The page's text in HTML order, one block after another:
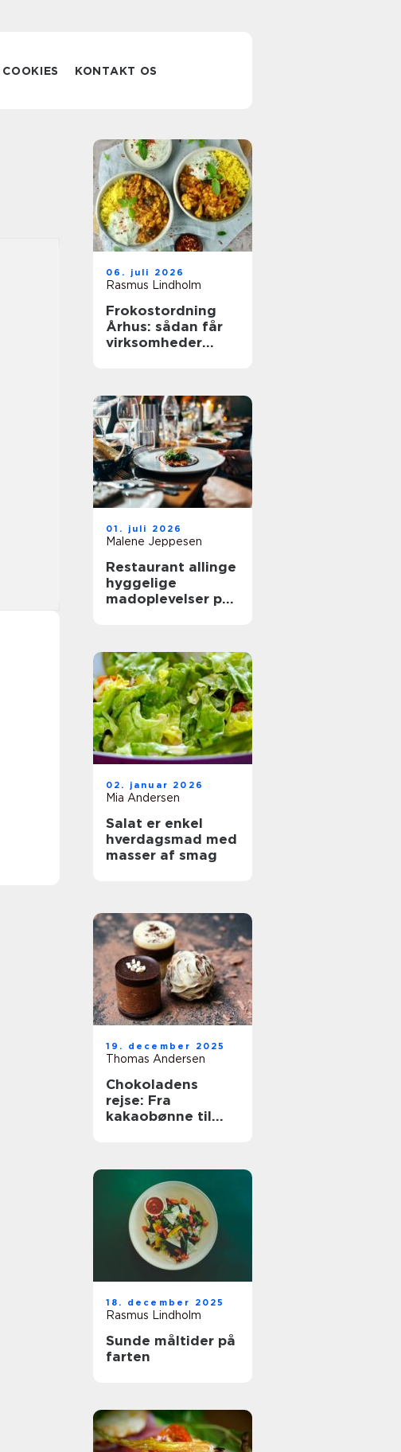
COOKIES KONTAKT OS
06. juli 2026
Rasmus Lindholm
Frokostordning
Århus: sådan får
virksomheder
01. juli 2026
Malene Jeppesen
Restaurant allinge
hyggelige
madoplevelser på
02. januar 2026
Mia Andersen
Salat er enkel
hverdagsmad med
masser af smag
19. december 2025
Thomas Andersen
Chokoladens
rejse: Fra
kakaobønne til
18. december 2025
Rasmus Lindholm
Sunde måltider på
farten